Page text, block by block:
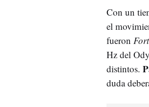
Con un
el
fueron
Hz del
distintos.
duda